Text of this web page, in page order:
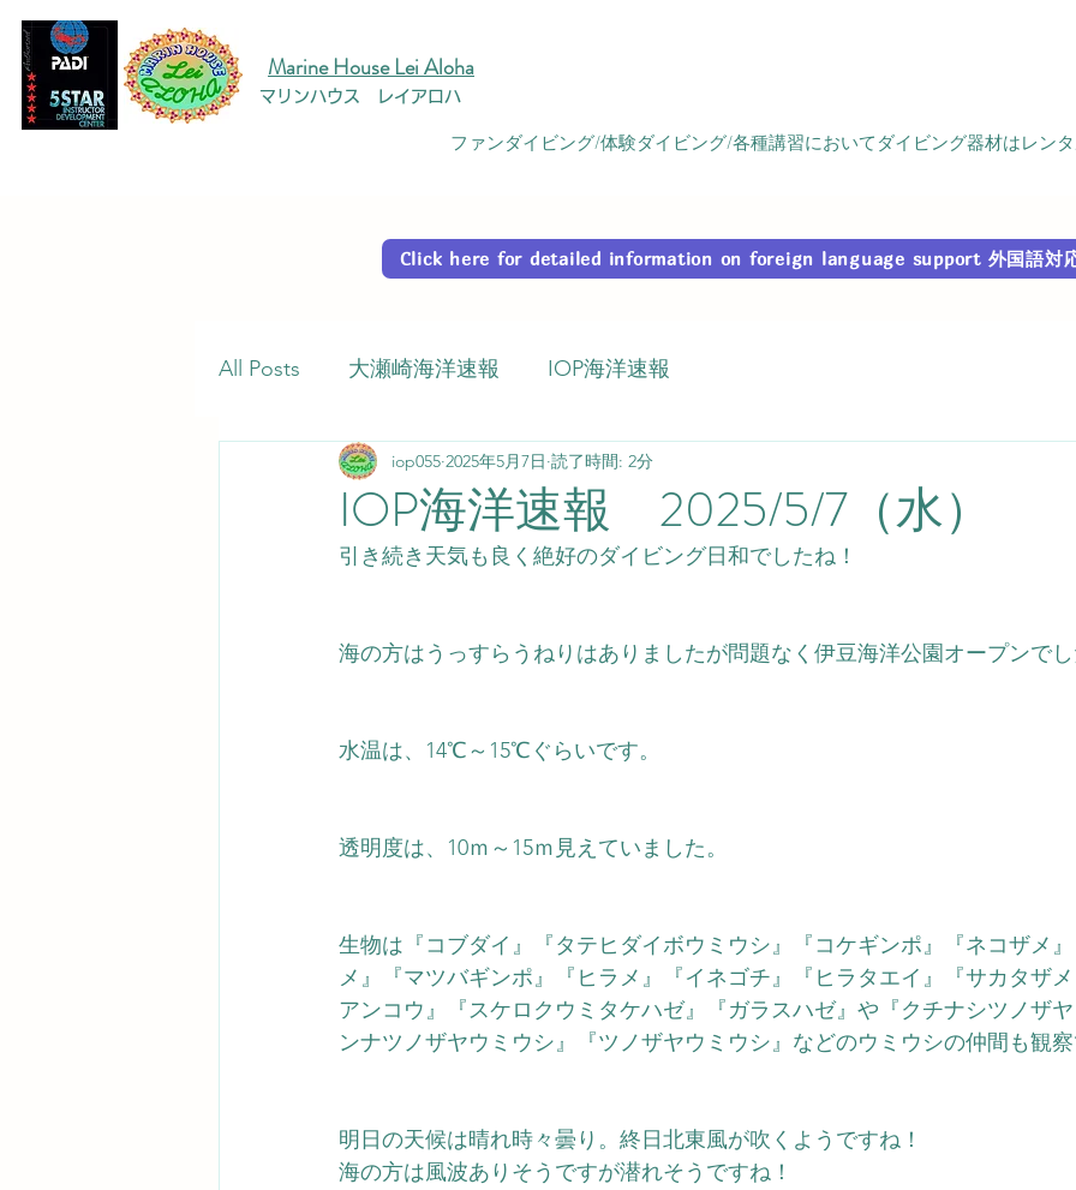
Marine House Lei Aloha
マリンハウス レイアロハ
ファンダイビング/体験ダイビング/各種講習においてダイビング器材はレン
Click here for detailed information on foreign language support 外国語対
All Posts 大瀬崎海洋速報 IOP海洋速報
IOP海洋速報 2025/5/7（水）
iop055 2025年5月7日 読了時間: 2分
引き続き天気も良く絶好のダイビング日和でしたね！
海の方はうっすらうねりはありましたが問題なく伊豆海洋公園オープンで
水温は、14℃～15℃ぐらいです。
透明度は、10ｍ～15ｍ見えていました。
生物は『コブダイ』『タテヒダイボウミウシ』『コケギンポ』『ネコザメ
メ』『マツバギンポ』『ヒラメ』『イネゴチ』『ヒラタエイ』『サカタザ
アンコウ』『スケロクウミタケハゼ』
『ガラスハゼ』や 『クチナシツノザ
ンナツノザヤウミウシ』
『ツノザヤウミウシ』などのウミウシの仲間 も観
明日の天候は晴れ時々曇り。終日北東風が吹くようですね！
海の方は風波ありそうですが潜れそうですね！